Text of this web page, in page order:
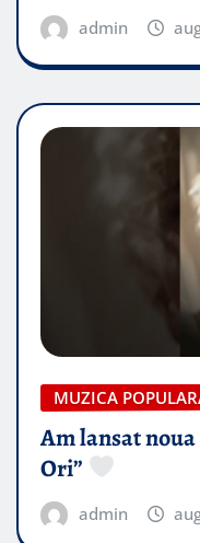
admin
MUZICA
Am lansat noua
Ori”
admin